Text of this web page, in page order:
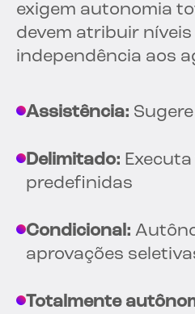
exigem autonomia
devem atribuir
independência aos
Assistência:
Delimitado:
predefinidas
Condicional:
aprovações
Totalmente